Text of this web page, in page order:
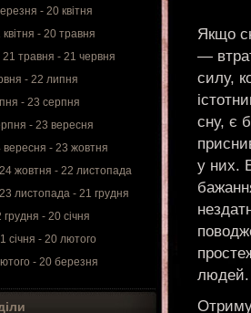
- 20 квітня
- 20 травня
травня - 21 червня
- 22 липня
- 23 серпня
- 23 вересня
вересня - 23 жовтня
жовтня - 22 листопада
листопада - 21 грудня
грудня - 20 січня
січня - 20 лютого
- 20 березня
Якщо
—
силу,
сну, є
у них.
людей.